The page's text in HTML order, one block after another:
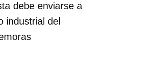
debe enviarse a
industrial del